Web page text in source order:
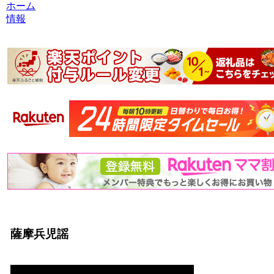
ホーム
情報
薩摩兵児謡